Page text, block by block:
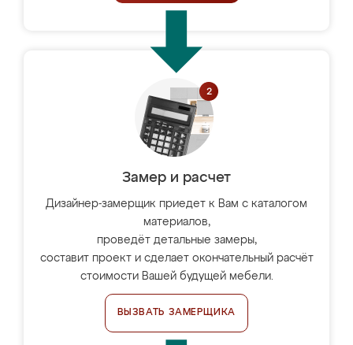
Замер и расчет
Дизайнер-замерщик приедет к Вам с каталогом
материалов,
проведёт детальные замеры,
составит проект и сделает окончательный расчёт
стоимости Вашей будущей мебели.
ВЫЗВАТЬ ЗАМЕРЩИКА